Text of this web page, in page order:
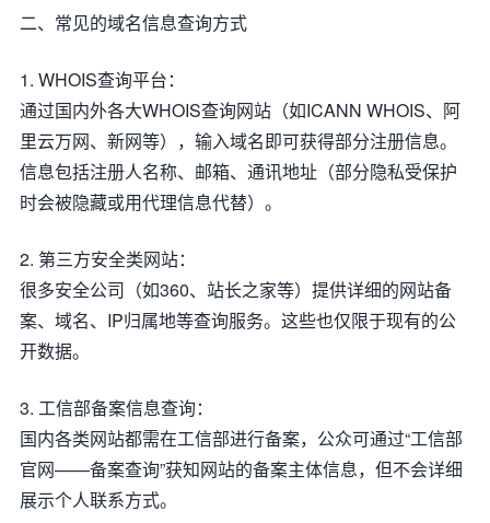
二、常见的域名信息查询方式
1. WHOIS查询平台：
通过国内外各大WHOIS查询网站（如ICANN WHOIS、阿
里云万网、新网等），输入域名即可获得部分注册信息。
信息包括注册人名称、邮箱、通讯地址（部分隐私受保护
时会被隐藏或用代理信息代替）。
2. 第三方安全类网站：
很多安全公司（如360、站长之家等）提供详细的网站备
案、域名、IP归属地等查询服务。这些也仅限于现有的公
开数据。
3. 工信部备案信息查询：
国内各类网站都需在工信部进行备案，公众可通过“工信部
官网——备案查询”获知网站的备案主体信息，但不会详细
展示个人联系方式。